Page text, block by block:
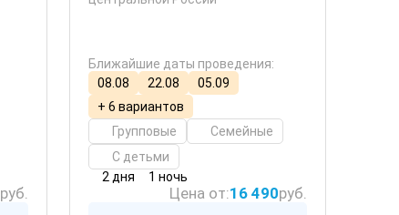
руб.
Ближайшие даты проведения:
08.08
22.08
05.09
+ 6 вариантов
Групповые
Семейные
С детьми
2 дня
1 ночь
Цена от:16 490руб.